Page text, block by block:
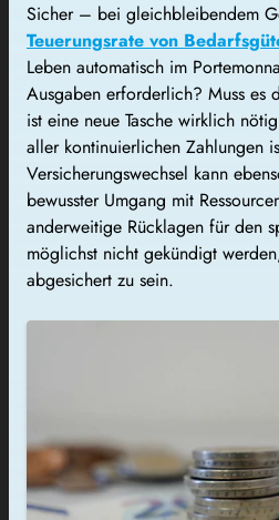
Sicher – bei gleichbleibendem
Teuerungsrate von
Leben automatisch im
Ausgaben erforderlich? Muss es
ist eine neue Tasche wirklich
aller kontinuierlichen Zahlungen
Versicherungswechsel kann
bewusster Umgang mit
anderweitige Rücklagen für den
möglichst nicht gekündigt
abgesichert zu sein.